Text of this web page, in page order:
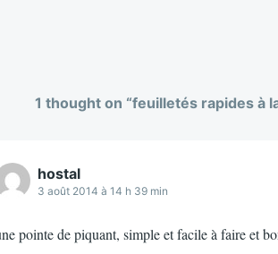
1 thought on “feuilletés rapides à
hostal
3 août 2014 à 14 h 39 min
pointe de piquant, simple et facile à faire et